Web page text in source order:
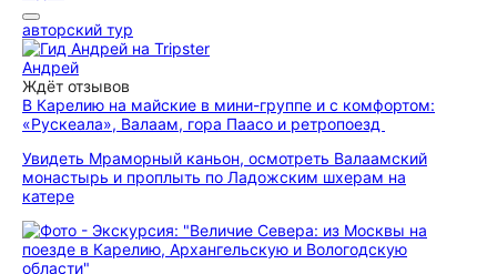
авторский тур
Андрей
Ждёт отзывов
В Карелию на майские в мини-группе и с комфортом:
«Рускеала», Валаам, гора Паасо и ретропоезд
Увидеть Мраморный каньон, осмотреть Валаамский
монастырь и проплыть по Ладожским шхерам на
катере